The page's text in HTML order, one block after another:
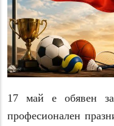
17 май е обявен
професионален